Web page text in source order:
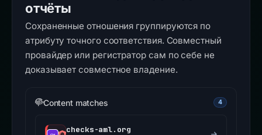
отчёты
Сохраненные отношения группируются по
атрибуту точного соответствия. Совместный
провайдер или регистратор сам по себе не
доказывает совместное владение.
Content matches 4
checks-aml.org